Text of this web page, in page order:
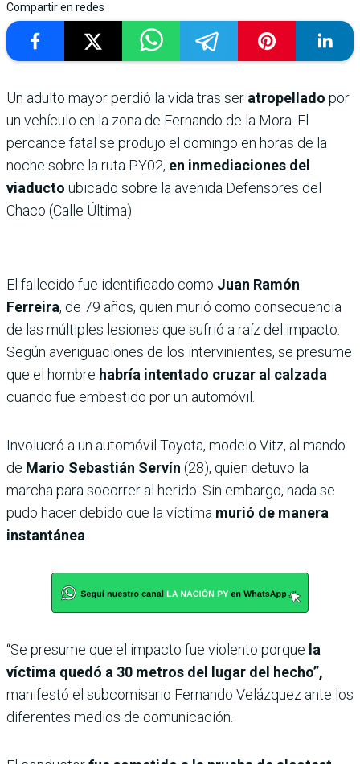
Compartir en redes
Un adulto mayor perdió la vida tras ser atropellado por
un vehículo en la zona de Fernando de la Mora. El
percance fatal se produjo el domingo en horas de la
noche sobre la ruta PY02, en inmediaciones del
viaducto ubicado sobre la avenida Defensores del
Chaco (Calle Última).
El fallecido fue identificado como Juan Ramón
Ferreira, de 79 años, quien murió como consecuencia
de las múltiples lesiones que sufrió a raíz del impacto.
Según averiguaciones de los intervinientes, se presume
que el hombre habría intentado cruzar al calzada
cuando fue embestido por un automóvil.
Involucró a un automóvil Toyota, modelo Vitz, al mando
de Mario Sebastián Servín (28), quien detuvo la
marcha para socorrer al herido. Sin embargo, nada se
pudo hacer debido que la víctima murió de manera
instantánea.
“Se presume que el impacto fue violento porque la
víctima quedó a 30 metros del lugar del hecho”,
manifestó el subcomisario Fernando Velázquez ante los
diferentes medios de comunicación.